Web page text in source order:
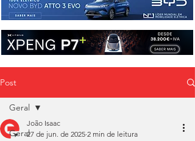
Post
Geral
Geral
João Isaac
27 de jun. de 2025 2 min de leitura